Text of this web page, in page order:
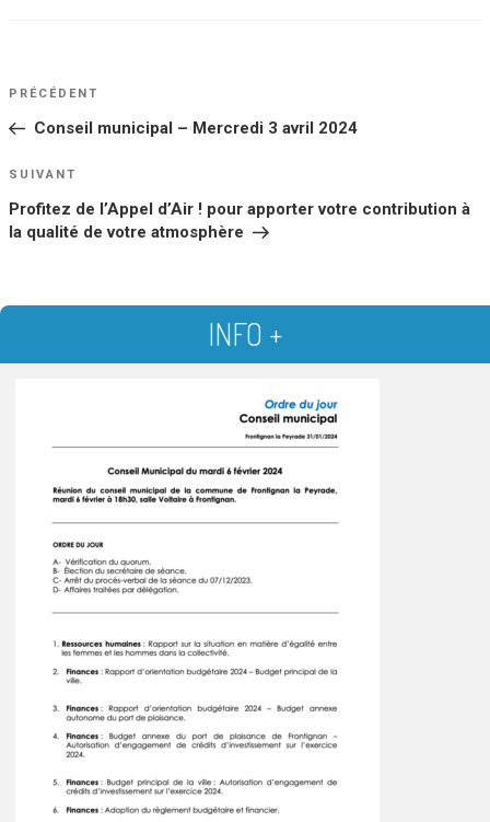
NAVIGATION
DE
Article
PRÉCÉDENT
Conseil municipal – Mercredi 3 avril 2024
Article
SUIVANT
Profitez de l’Appel d’Air ! pour apporter votre contribution à
la qualité de votre atmosphère
INFO +